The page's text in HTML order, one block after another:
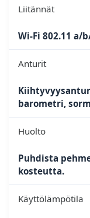
Liitännät
Wi-Fi 802.11 a/
Anturit
barometri,
Huolto
Puhdista
kosteutta.
Käyttölämpötila